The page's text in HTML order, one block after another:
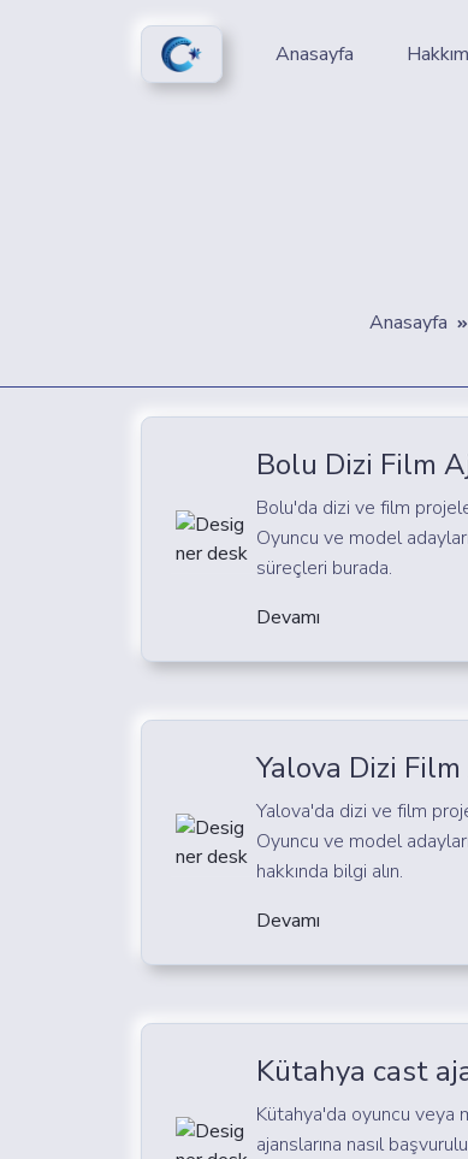
Anasayfa
Anasayfa
Bolu Dizi Film
Bolu'da dizi ve film
Oyuncu ve model
süreçleri burada.
Devamı
Yalova Dizi
Yalova'da dizi ve film
Oyuncu ve model
hakkında bilgi alın.
Devamı
Kütahya cast
Kütahya'da oyuncu veya
ajanslarına nasıl